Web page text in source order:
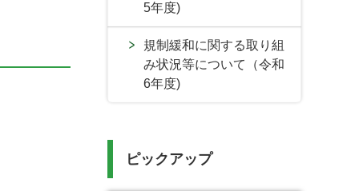
5年度)
規制緩和に関する取り組
み状況等について（令和
6年度)
ピックアップ